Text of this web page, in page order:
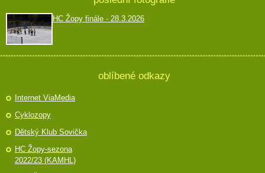
HC Žopy finále - 28.3.2026
oblíbené odkazy
Internet ViaMedia
Cyklozopy
Dětský Klub Sovička
HC Žopy-sezona
2022/23 (KAMHL)